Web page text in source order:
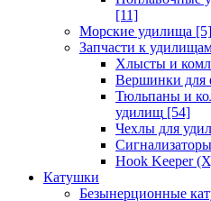
[11]
Морские удилища [5]
Запчасти к
Хлысты и
Вершинки для
Тюльпаны и
удилищ [54]
Чехлы для
Hook Keeper
Катушки
Безынерционные